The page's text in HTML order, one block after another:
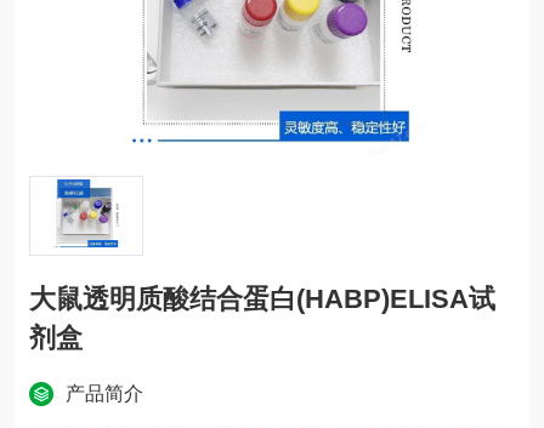
大鼠透明质酸结合蛋白(HABP)ELISA试
剂盒
产品简介